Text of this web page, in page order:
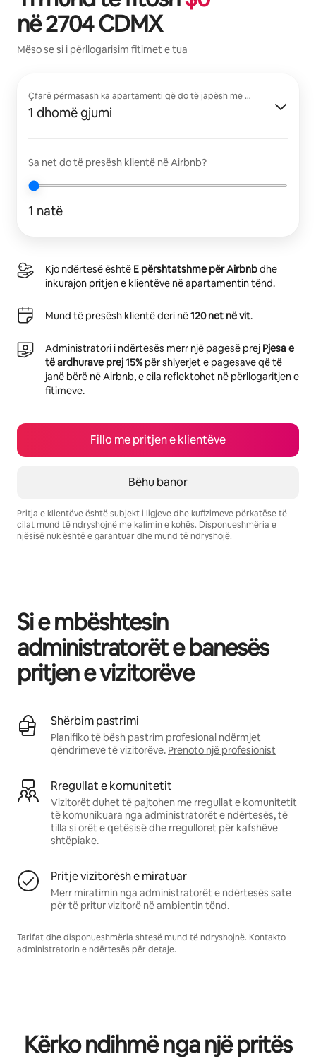
në2704 CDMX
Mëso se si i përllogarisim fitimet e tua
Çfarë përmasash ka apartamenti që do të japësh me qira?
1 dhomë gjumi
Sa net do të presësh klientë në Airbnb?
1 natë
Kjo ndërtesë është E përshtatshme për Airbnbdhe
inkurajon pritjen e klientëve në apartamentin tënd.
Mund të presësh klientë deri në120 net në vit.
Administratori i ndërtesës merr një pagesë prej Pjesa e
të ardhurave prej 15%për shlyerjet e pagesave që të
janë bërë në Airbnb, e cila reflektohet në përllogaritjen e
fitimeve.
Fillo me pritjen e klientëve
Bëhu banor
Pritja e klientëve është subjekt i ligjeve dhe kufizimeve përkatëse të
cilat mund të ndryshojnë me kalimin e kohës. Disponueshmëria e
njësisë nuk është e garantuar dhe mund të ndryshojë.
Si e mbështesin
administratorët e banesës
pritjen e vizitorëve
Shërbim pastrimi
Planifiko të bësh pastrim profesional ndërmjet
qëndrimeve të vizitorëve. Prenoto një profesionist
Rregullat e komunitetit
Vizitorët duhet të pajtohen me rregullat e komunitetit
të komunikuara nga administratorët e ndërtesës, të
tilla si orët e qetësisë dhe rregulloret për kafshëve
shtëpiake.
Pritje vizitorësh e miratuar
Merr miratimin nga administratorët e ndërtesës sate
për të pritur vizitorë në ambientin tënd.
Tarifat dhe disponueshmëria shtesë mund të ndryshojnë. Kontakto
administratorin e ndërtesës për detaje.
Kërko ndihmë nga një pritës